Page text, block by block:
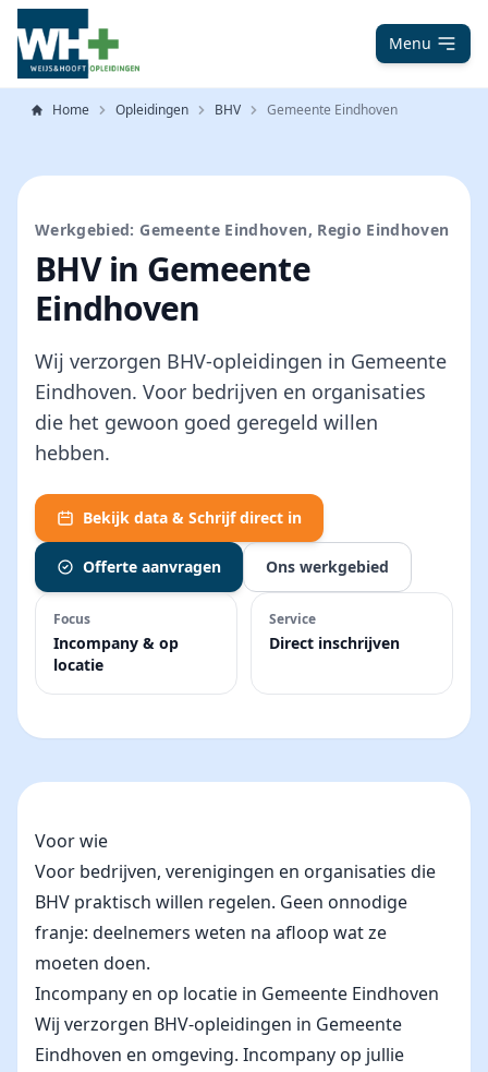
Menu
Home Opleidingen BHV Gemeente Eindhoven
Werkgebied: Gemeente Eindhoven, Regio Eindhoven
BHV in Gemeente
Eindhoven
Wij verzorgen BHV-opleidingen in Gemeente
Eindhoven. Voor bedrijven en organisaties
die het gewoon goed geregeld willen
hebben.
Bekijk data & Schrijf direct in
Offerte aanvragen Ons werkgebied
Focus
Incompany & op
locatie
Service
Direct inschrijven
Voor wie
Voor bedrijven, verenigingen en organisaties die
BHV praktisch willen regelen. Geen onnodige
franje: deelnemers weten na afloop wat ze
moeten doen.
Incompany en op locatie in Gemeente Eindhoven
Wij verzorgen BHV-opleidingen in Gemeente
Eindhoven en omgeving. Incompany op jullie